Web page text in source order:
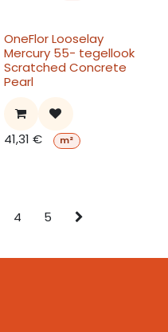
OneFlor Looselay
Mercury 55- tegellook
Scratched Concrete
Pearl
41,31 € m²
4 5